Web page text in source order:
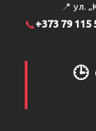
📍 ул.
📞+373 79 115